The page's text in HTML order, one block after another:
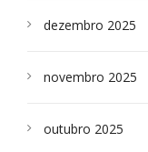
dezembro 2025
novembro 2025
outubro 2025